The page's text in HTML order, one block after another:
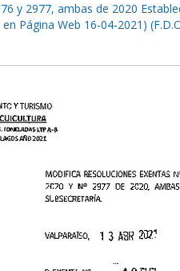
y 2977, ambas de 2020
Página Web 16-04-2021)